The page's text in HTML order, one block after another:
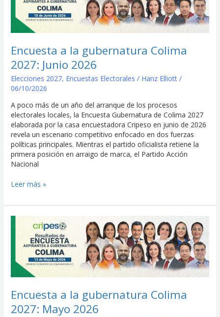
Encuesta a la gubernatura Colima
2027: Junio 2026
Elecciones 2027, Encuestas Electorales / Hanz Elliott /
06/10/2026
A poco más de un año del arranque de los procesos
electorales locales, la Encuesta Gubernatura de Colima 2027
elaborada por la casa encuestadora Cripeso en junio de 2026
revela un escenario competitivo enfocado en dos fuerzas
políticas principales. Mientras el partido oficialista retiene la
primera posición en arraigo de marca, el Partido Acción
Nacional
gubernatura
Colima
2027:
Junio
2026
Leer más »
Encuesta a la gubernatura Colima
2027: Mayo 2026
gubernatura
Colima
2027:
Mayo
2026